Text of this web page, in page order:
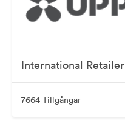
International Retailer
7664 Tillgångar